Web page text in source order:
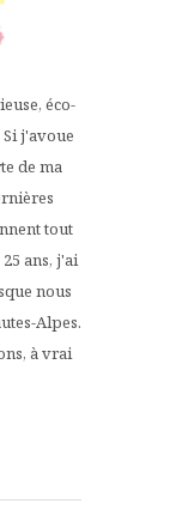
éco-
j'avoue
de ma
tout
ans, j'ai
nous
Alpes.
à vrai